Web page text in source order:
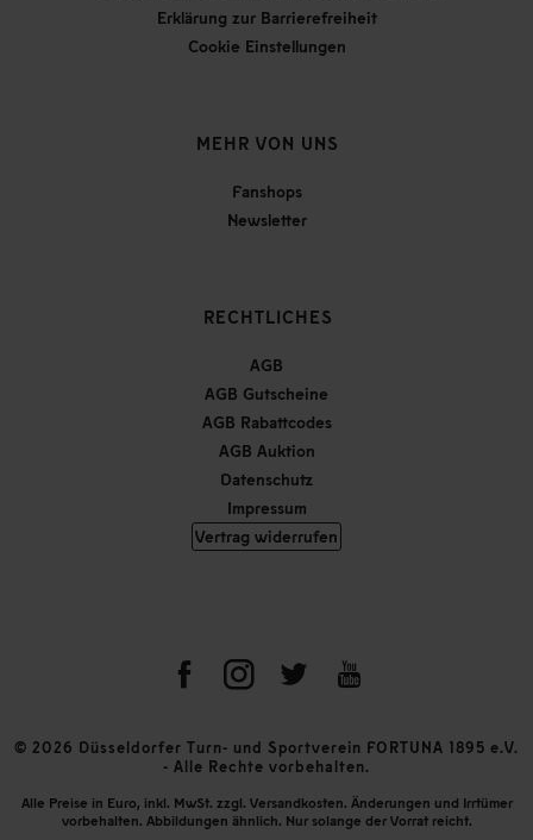
Erklärung zur Barrierefreiheit
Cookie Einstellungen
MEHR VON UNS
Fanshops
Newsletter
RECHTLICHES
AGB
AGB Gutscheine
AGB Rabattcodes
AGB Auktion
Datenschutz
Impressum
Vertrag widerrufen
© 2026 Düsseldorfer Turn- und Sportverein FORTUNA 1895 e.V.
- Alle Rechte vorbehalten.
Alle Preise in Euro, inkl. MwSt. zzgl. Versandkosten. Änderungen und Irrtümer
vorbehalten. Abbildungen ähnlich. Nur solange der Vorrat reicht.